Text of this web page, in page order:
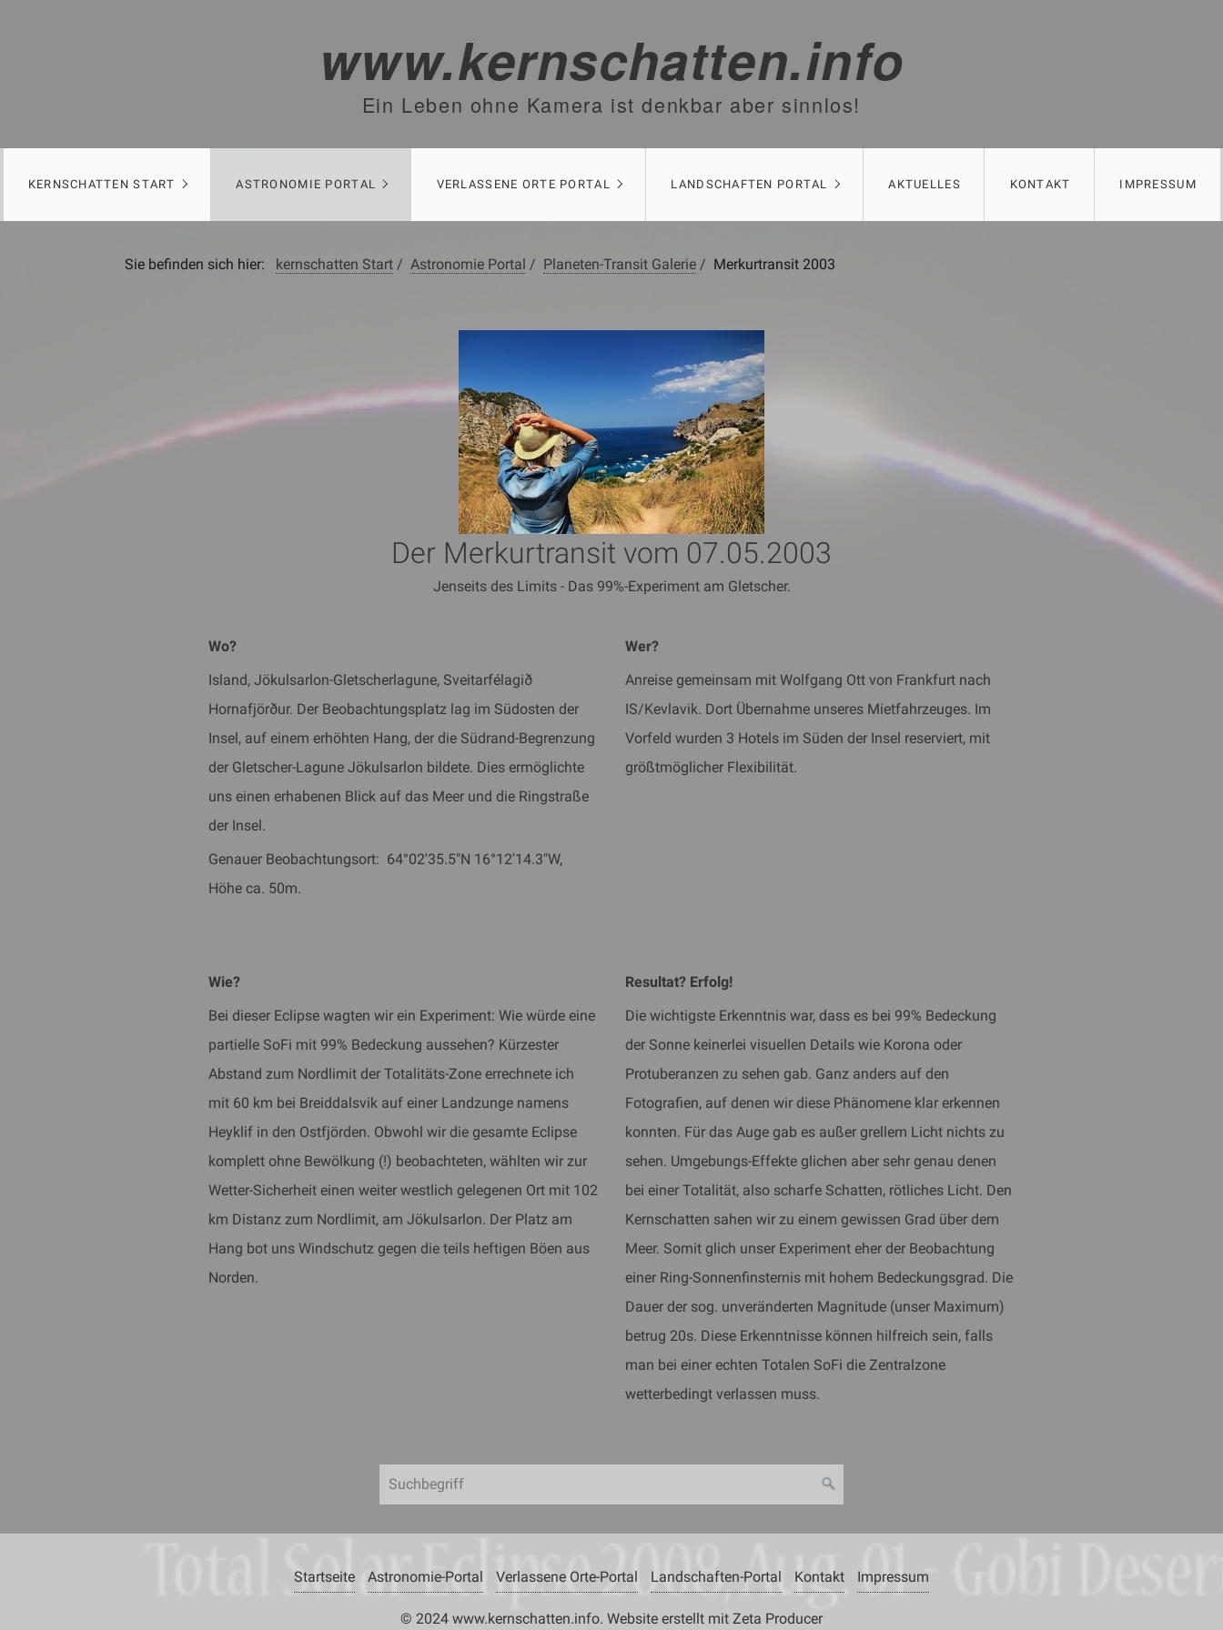
www.kernschatten.info
Ein Leben ohne Kamera ist denkbar aber sinnlos!
KERNSCHATTEN START ASTRONOMIE PORTAL VERLASSENE ORTE PORTAL LANDSCHAFTEN PORTAL AKTUELLES KONTAKT IMPRESSUM
Sie befinden sich hier: kernschatten Start / Astronomie Portal / Planeten-Transit Galerie / Merkurtransit 2003
Der Merkurtransit vom 07.05.2003
Jenseits des Limits - Das 99%-Experiment am Gletscher.
Wo?
Island, Jökulsarlon-Gletscherlagune, Sveitarfélagið
Hornafjörður. Der Beobachtungsplatz lag im Südosten der
Insel, auf einem erhöhten Hang, der die Südrand-Begrenzung
der Gletscher-Lagune Jökulsarlon bildete. Dies ermöglichte
uns einen erhabenen Blick auf das Meer und die Ringstraße
der Insel.
Genauer Beobachtungsort: 64°02'35.5"N 16°12'14.3"W,
Höhe ca. 50m.
Wer?
Anreise gemeinsam mit Wolfgang Ott von Frankfurt nach
IS/Kevlavik. Dort Übernahme unseres Mietfahrzeuges. Im
Vorfeld wurden 3 Hotels im Süden der Insel reserviert, mit
größtmöglicher Flexibilität.
Wie?
Bei dieser Eclipse wagten wir ein Experiment: Wie würde eine
partielle SoFi mit 99% Bedeckung aussehen? Kürzester
Abstand zum Nordlimit der Totalitäts-Zone errechnete ich
mit 60 km bei Breiddalsvik auf einer Landzunge namens
Heyklif in den Ostfjörden. Obwohl wir die gesamte Eclipse
komplett ohne Bewölkung (!) beobachteten, wählten wir zur
Wetter-Sicherheit einen weiter westlich gelegenen Ort mit 102
km Distanz zum Nordlimit, am Jökulsarlon. Der Platz am
Hang bot uns Windschutz gegen die teils heftigen Böen aus
Norden.
​Resultat? Erfolg!
Die wichtigste Erkenntnis war, dass es bei 99% Bedeckung
der Sonne keinerlei visuellen Details wie Korona oder
Protuberanzen zu sehen gab. Ganz anders auf den
Fotografien, auf denen wir diese Phänomene klar erkennen
konnten. Für das Auge gab es außer grellem Licht nichts zu
sehen. Umgebungs-Effekte glichen aber sehr genau denen
bei einer Totalität, also scharfe Schatten, rötliches Licht. Den
Kernschatten sahen wir zu einem gewissen Grad über dem
Meer. Somit glich unser Experiment eher der Beobachtung
einer Ring-Sonnenfinsternis mit hohem Bedeckungsgrad. Die
Dauer der sog. unveränderten Magnitude (unser Maximum)
betrug 20s. Diese Erkenntnisse können hilfreich sein, falls
man bei einer echten Totalen SoFi die Zentralzone
wetterbedingt verlassen muss.
Startseite Astronomie-Portal Verlassene Orte-Portal Landschaften-Portal Kontakt Impressum
© 2024 www.kernschatten.info. Website erstellt mit Zeta Producer